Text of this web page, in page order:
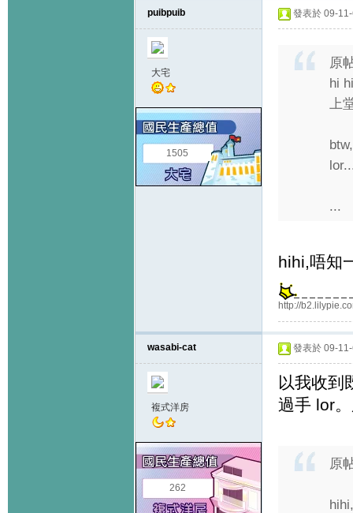
puibpuib
大宅
1505
發表於 09-
原
hi
上
...
hihi,唔知
http://
wasabi-cat
複式洋房
262
發表於 09-
以我收到
過手 lor
原